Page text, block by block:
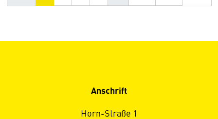
Anschrift
Horn-Straße 1